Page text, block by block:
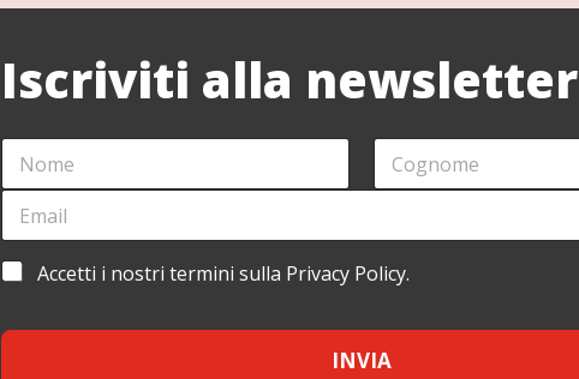
Iscriviti alla newsletter
N
M
*
C
G
E
A
C
E
T
A
E
A
I
L
A
E
Accetti i nostri termini sulla Privacy Policy.
INVIA